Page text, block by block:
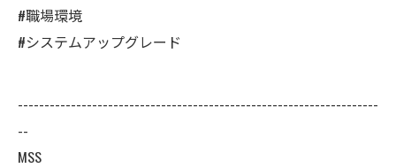
#職場環境
#システムアップグレード
--------------------------------------------------------------------
--
MSS